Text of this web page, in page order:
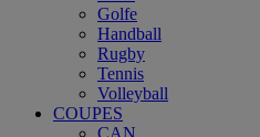
Golfe
Handball
Rugby
Tennis
Volleyball
COUPES
CAN